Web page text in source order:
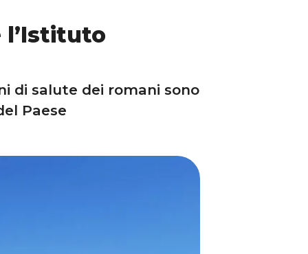
l’Istituto
di salute dei romani sono
Paese